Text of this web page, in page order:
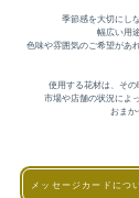
季節感を大切にし
幅広い用
色味や雰囲気のご希望があ
使用する花材は、その
市場や店舗の状況によ
おまか
メッセージカードにつ